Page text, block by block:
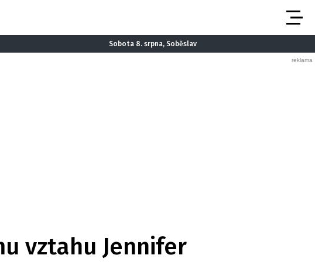
Sobota 8. srpna, Soběslav
vztahu Jennifer